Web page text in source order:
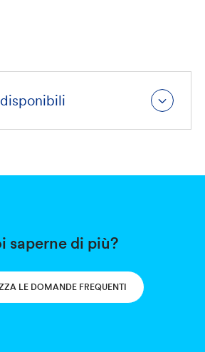
saperne di più?
LE DOMANDE FREQUENTI